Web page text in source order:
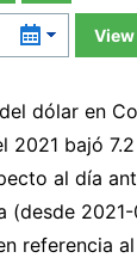
dólar en
2021 bajó
al día
(desde
referencia